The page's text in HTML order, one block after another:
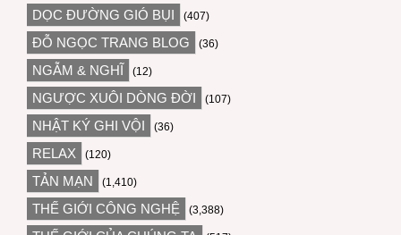
DỌC ĐƯỜNG GIÓ BỤI (407)
ĐỖ NGỌC TRANG BLOG (36)
NGẪM & NGHĨ (12)
NGƯỢC XUÔI DÒNG ĐỜI (107)
NHẬT KÝ GHI VỘI (36)
RELAX (120)
TẢN MẠN (1,410)
THẾ GIỚI CÔNG NGHỆ (3,388)